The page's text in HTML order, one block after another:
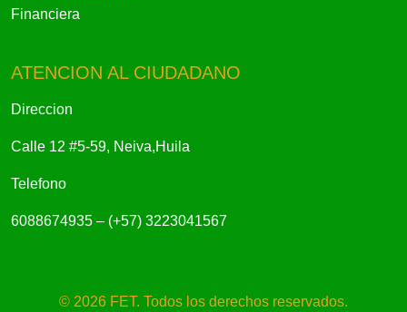
Financiera
ATENCION AL CIUDADANO
Direccion
Calle 12 #5-59, Neiva,Huila
Telefono
6088674935 – (+57) 3223041567
© 2026 FET. Todos los derechos reservados.